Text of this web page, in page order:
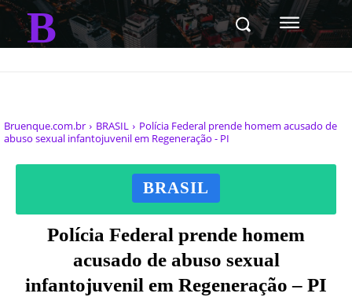
B
Bruenque.com.br BRASIL
Polícia Federal prende homem acusado de
abuso sexual infantojuvenil em Regeneração - PI
BRASIL
Polícia Federal prende homem
acusado de abuso sexual
infantojuvenil em Regeneração – PI